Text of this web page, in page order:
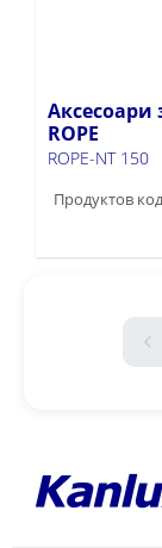
Аксесоари
ROPE
ROPE-NT 150
Продуктов